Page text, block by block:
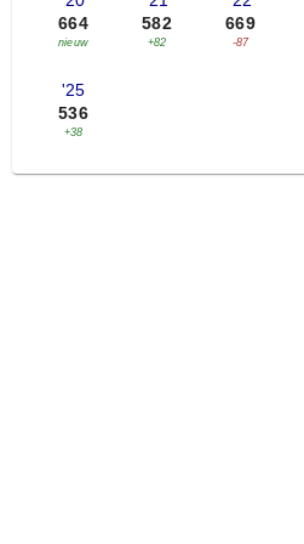
664
nieuw
582
+82
669
-87
'25
536
+38